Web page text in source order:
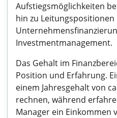
Aufstiegsmöglichkeiten
hin zu Leitungspositionen
Investmentmanagement.
Das Gehalt im
Position und Erfahrung.
einem Jahresgehalt von
rechnen, während
Manager ein Einkommen